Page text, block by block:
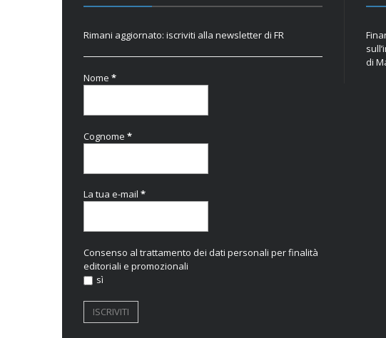
Rimani aggiornato: iscriviti alla newsletter di FR
Nome *
Cognome *
La tua e-mail *
Consenso al trattamento dei dati personali per finalità
editoriali e promozionali
sì
di